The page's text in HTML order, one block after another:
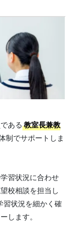
ある 教室長兼教
制でサポートしま
習状況に合わせ
校相談を担当し
習状況を細かく確
します。